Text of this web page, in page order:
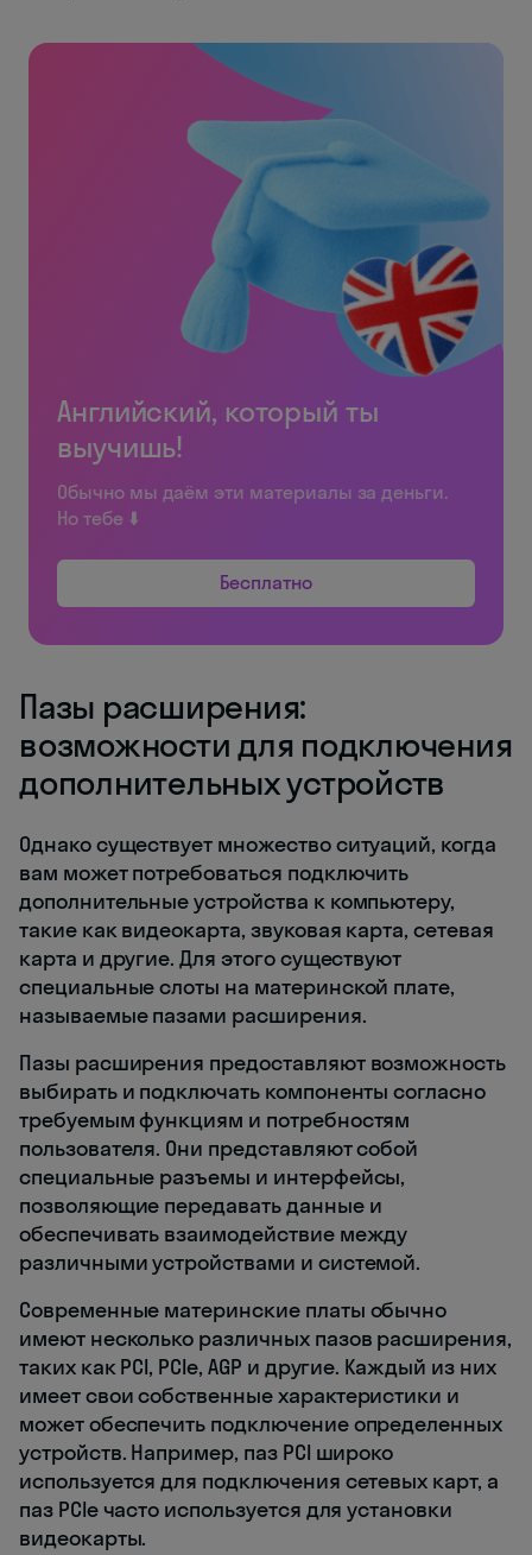
Английский, который ты
выучишь!
Обычно мы даём эти материалы за деньги.
Но тебе ⬇️
Бесплатно
Пазы расширения:
возможности для подключения
дополнительных устройств
Однако существует множество ситуаций, когда
вам может потребоваться подключить
дополнительные устройства к компьютеру,
такие как видеокарта, звуковая карта, сетевая
карта и другие. Для этого существуют
специальные слоты на материнской плате,
называемые пазами расширения.
Пазы расширения предоставляют возможность
выбирать и подключать компоненты согласно
требуемым функциям и потребностям
пользователя. Они представляют собой
специальные разъемы и интерфейсы,
позволяющие передавать данные и
обеспечивать взаимодействие между
различными устройствами и системой.
Современные материнские платы обычно
имеют несколько различных пазов расширения,
таких как PCI, PCIe, AGP и другие. Каждый из них
имеет свои собственные характеристики и
может обеспечить подключение определенных
устройств. Например, паз PCI широко
используется для подключения сетевых карт, а
паз PCIe часто используется для установки
видеокарты.